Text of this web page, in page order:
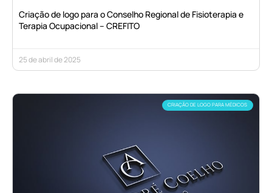
Criação de logo para o Conselho Regional de Fisioterapia e
Terapia Ocupacional – CREFITO
25 de abril de 2025
CRIAÇÃO DE LOGO PARA MÉDICOS